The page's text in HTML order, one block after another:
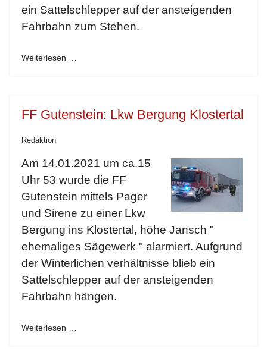
ein Sattelschlepper auf der ansteigenden
Fahrbahn zum Stehen.
Weiterlesen …
FF Gutenstein: Lkw Bergung Klostertal
Redaktion
Am 14.01.2021 um ca.15
Uhr 53 wurde die FF
Gutenstein mittels Pager
und Sirene zu einer Lkw
Bergung ins Klostertal, höhe Jansch "
ehemaliges Sägewerk " alarmiert. Aufgrund
der Winterlichen verhältnisse blieb ein
Sattelschlepper auf der ansteigenden
Fahrbahn hängen.
Weiterlesen …